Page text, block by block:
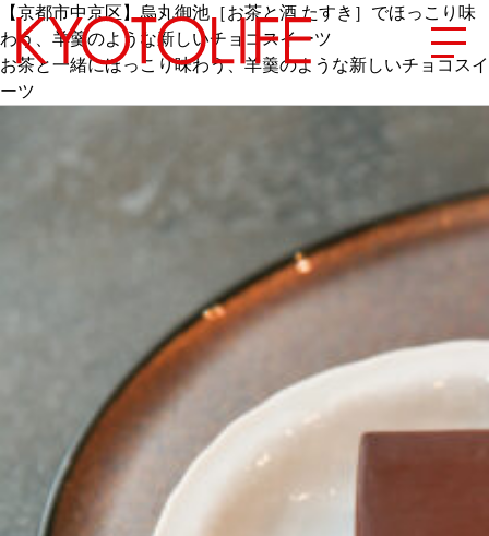
地図から探す
NEW OPEN
SERIES
CULTURE
【京都市中京区】烏丸御池［お茶と酒 たすき］でほっこり味
わう、羊羹のような新しいチョコスイーツ
お茶と一緒にほっこり味わう、羊羹のような新しいチョコスイ
ーツ